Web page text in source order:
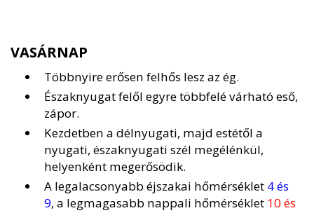
VASÁRNAP
Többnyire erősen felhős lesz az ég.
Északnyugat felől egyre többfelé várható eső,
zápor.
Kezdetben a délnyugati, majd estétől a
nyugati, északnyugati szél megélénkül,
helyenként megerősödik.
A legalacsonyabb éjszakai hőmérséklet 4 és
9, a legmagasabb nappali hőmérséklet 10 és